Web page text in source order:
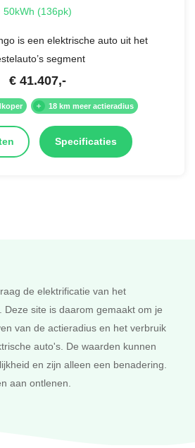
50kWh (136pk)
is een elektrische auto uit het
segment
€ 41.407,-
18 km meer actieradius
Specificaties
de elektrificatie van het
site is daarom gemaakt om je
van de actieradius en het verbruik
auto's. De waarden kunnen
en zijn alleen een benadering.
aan ontlenen.